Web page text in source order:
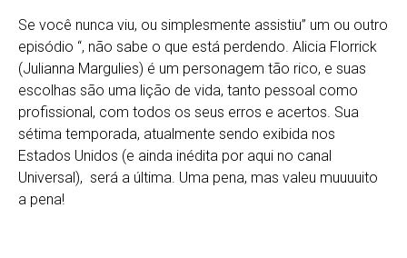
Se você nunca viu, ou simplesmente assistiu” um ou outro
episódio “, não sabe o que está perdendo. Alicia Florrick
(Julianna Margulies) é um personagem tão rico, e suas
escolhas são uma lição de vida, tanto pessoal como
profissional, com todos os seus erros e acertos. Sua
sétima temporada, atualmente sendo exibida nos
Estados Unidos (e ainda inédita por aqui no canal
Universal), será a última. Uma pena, mas valeu muuuuito
a pena!